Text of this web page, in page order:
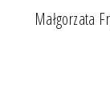
Małgorzata